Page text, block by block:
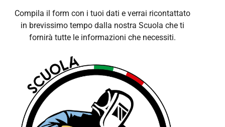
Compila il form con i tuoi dati e verrai ricontattato
in brevissimo tempo dalla nostra Scuola che ti
fornirà tutte le informazioni che necessiti.